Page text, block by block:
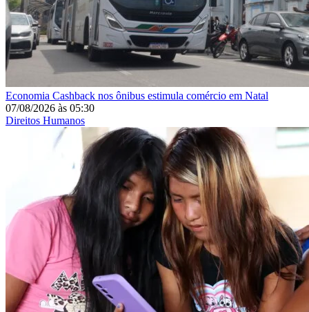
Economia Cashback nos ônibus estimula comércio em Natal
07/08/2026 às 05:30
Direitos Humanos